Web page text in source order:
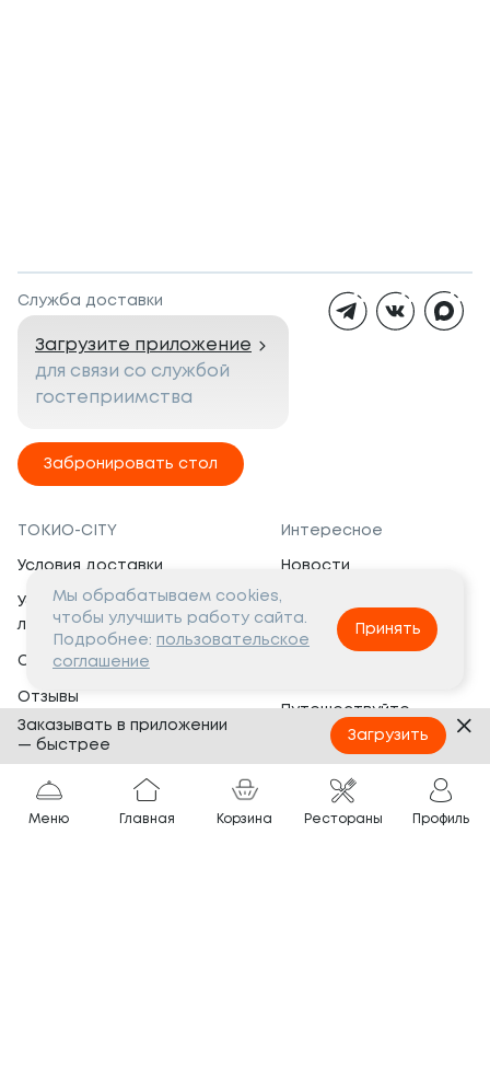
Служба доставки
Загрузите приложение
для связи со службой
гостеприимства
Забронировать стол
ТОКИО-CITY
Условия доставки
Условия программы
лояльности
Сертификаты
Отзывы
Банкеты
Вопросы и ответы
Интересное
Новости
Вакансии
Социальная жизнь
Путешествуйте
с ТОКИО-CITY
Партнёрам
Франшиза
Меню Главная Корзина Рестораны Профиль
Мы обрабатываем cookies,
чтобы улучшить работу сайта.
Подробнее: пользовательское
соглашение
Принять
Заказывать в приложении
— быстрее
Загрузить